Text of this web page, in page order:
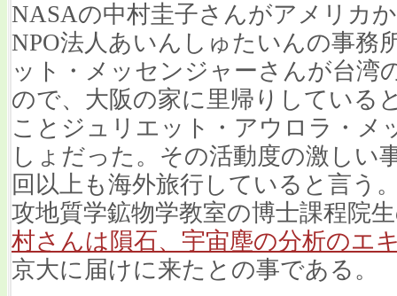
NASAの中村圭子さんがアメリカ
NPO法人あいんしゅたいんの事務
ット・メッセンジャーさんが台湾
ので、大阪の家に里帰りしている
ことジュリエット・アウロラ・メ
しょだった。その活動度の激しい
回以上も海外旅行していると言う
攻地質学鉱物学教室の博士課程院
村さんは隕石、宇宙塵の分析のエ
京大に届けに来たとの事である。